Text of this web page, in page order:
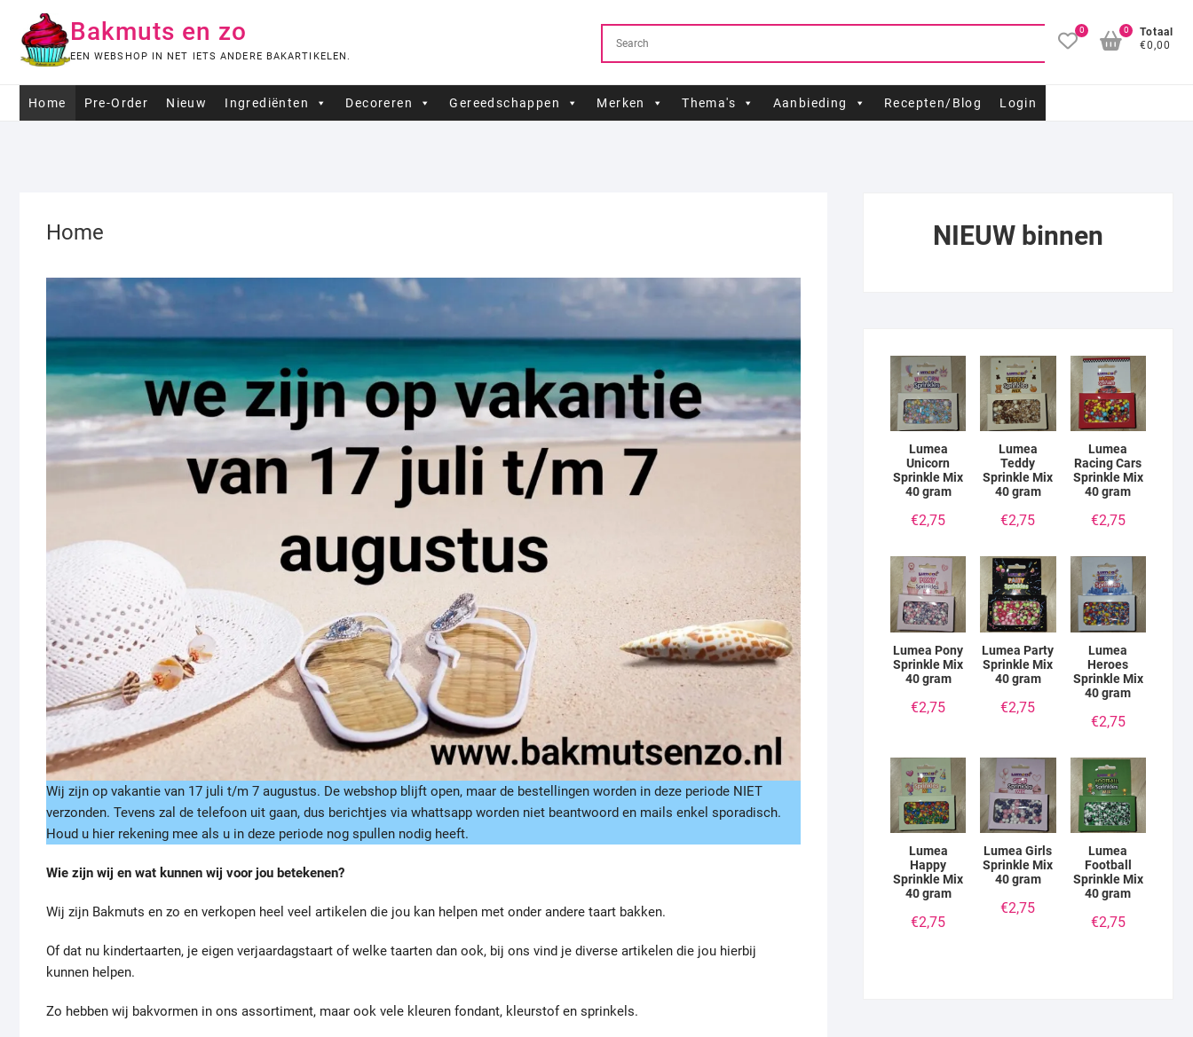
naar
Bakmuts en zo
EEN WEBSHOP IN NET IETS ANDERE BAKARTIKELEN.
0
Totaal
€0,00
0
Home Pre-Order Nieuw Ingrediënten Decoreren Gereedschappen Merken Thema's Aanbieding Recepten/Blog Login
Home
Wij zijn op vakantie van 17 juli t/m 7 augustus. De webshop blijft open, maar de bestellingen worden in deze periode NIET
verzonden. Tevens zal de telefoon uit gaan, dus berichtjes via whattsapp worden niet beantwoord en mails enkel sporadisch.
Houd u hier rekening mee als u in deze periode nog spullen nodig heeft.
Wie zijn wij en wat kunnen wij voor jou betekenen?
Wij zijn Bakmuts en zo en verkopen heel veel artikelen die jou kan helpen met onder andere taart bakken.
Of dat nu kindertaarten, je eigen verjaardagstaart of welke taarten dan ook, bij ons vind je diverse artikelen die jou hierbij
kunnen helpen.
Zo hebben wij bakvormen in ons assortiment, maar ook vele kleuren fondant, kleurstof en sprinkels.
NIEUW binnen
Lumea
Unicorn
Sprinkle Mix
40 gram
€2,75
Lumea
Teddy
Sprinkle Mix
40 gram
€2,75
Lumea
Racing Cars
Sprinkle Mix
40 gram
€2,75
Lumea Pony
Sprinkle Mix
40 gram
€2,75
Lumea Party
Sprinkle Mix
40 gram
€2,75
Lumea
Heroes
Sprinkle Mix
40 gram
€2,75
Lumea
Happy
Sprinkle Mix
40 gram
€2,75
Lumea Girls
Sprinkle Mix
40 gram
€2,75
Lumea
Football
Sprinkle Mix
40 gram
€2,75